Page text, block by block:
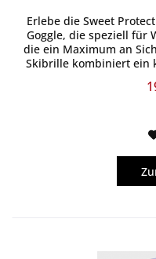
Erlebe die Sweet
Goggle, die speziell für
die ein Maximum an
Skibrille kombiniert ein